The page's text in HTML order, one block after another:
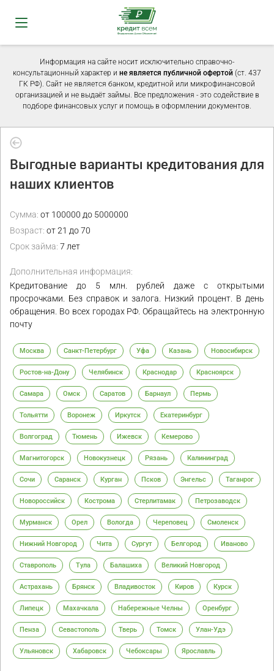
Информация на сайте носит исключительно справочно-
консультационный характер и не является публичной офертой (ст. 437
ГК РФ). Сайт не является банком, кредитной или микрофинансовой
организацией и не выдаёт займы. Все предложения - это содействие в
подборе финансовых услуг и помощь в оформлении документов.
Выгодные варианты кредитования для
наших клиентов
Сумма: от 100000 до 5000000
Возраст: от 21 до 70
Срок займа: 7 лет
Дополнительная информация:
Кредитование до 5 млн. рублей даже с открытыми
просрочками. Без справок и залога. Низкий процент. В день
обращения. Во всех городах РФ. Обращайтесь на электронную
почту
Москва Санкт-Петербург Уфа Казань Новосибирск
Ростов-на-Дону Челябинск Краснодар Красноярск
Самара Омск Саратов Барнаул Пермь
Тольятти Воронеж Иркутск Екатеринбург
Волгоград Тюмень Ижевск Кемерово
Магнитогорск Новокузнецк Рязань Калининград
Сочи Саранск Курган Псков Энгельс Таганрог
Новороссийск Кострома Стерлитамак Петрозаводск
Мурманск Орел Вологда Череповец Смоленск
Нижний Новгород Чита Сургут Белгород Иваново
Ставрополь Тула Балашиха Великий Новгород
Астрахань Брянск Владивосток Киров Курск
Липецк Махачкала Набережные Челны Оренбург
Пенза Севастополь Тверь Томск Улан-Удэ
Ульяновск Хабаровск Чебоксары Ярославль